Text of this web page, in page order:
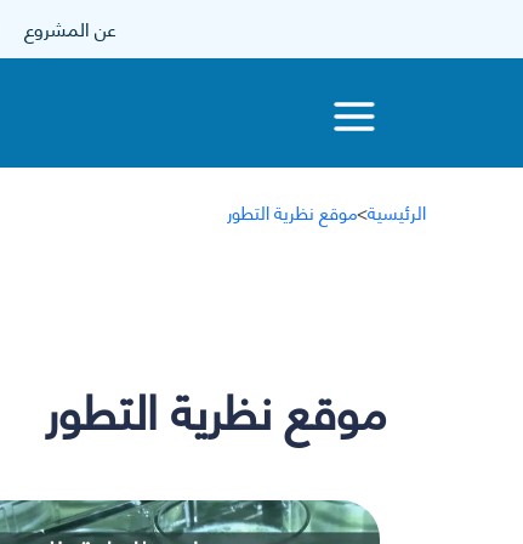
عن المشروع
الرئيسية>موقع نظرية التطور
موقع نظرية التطور